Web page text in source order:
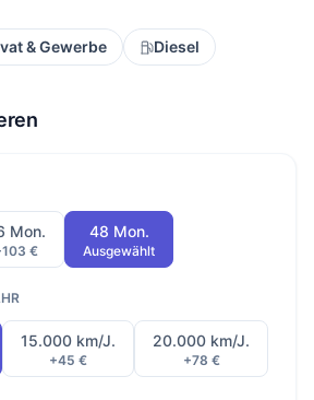
& Gewerbe Diesel
Mon.
€
48 Mon.
Ausgewählt
15.000 km/J.
+45 €
20.000 km/J.
+78 €